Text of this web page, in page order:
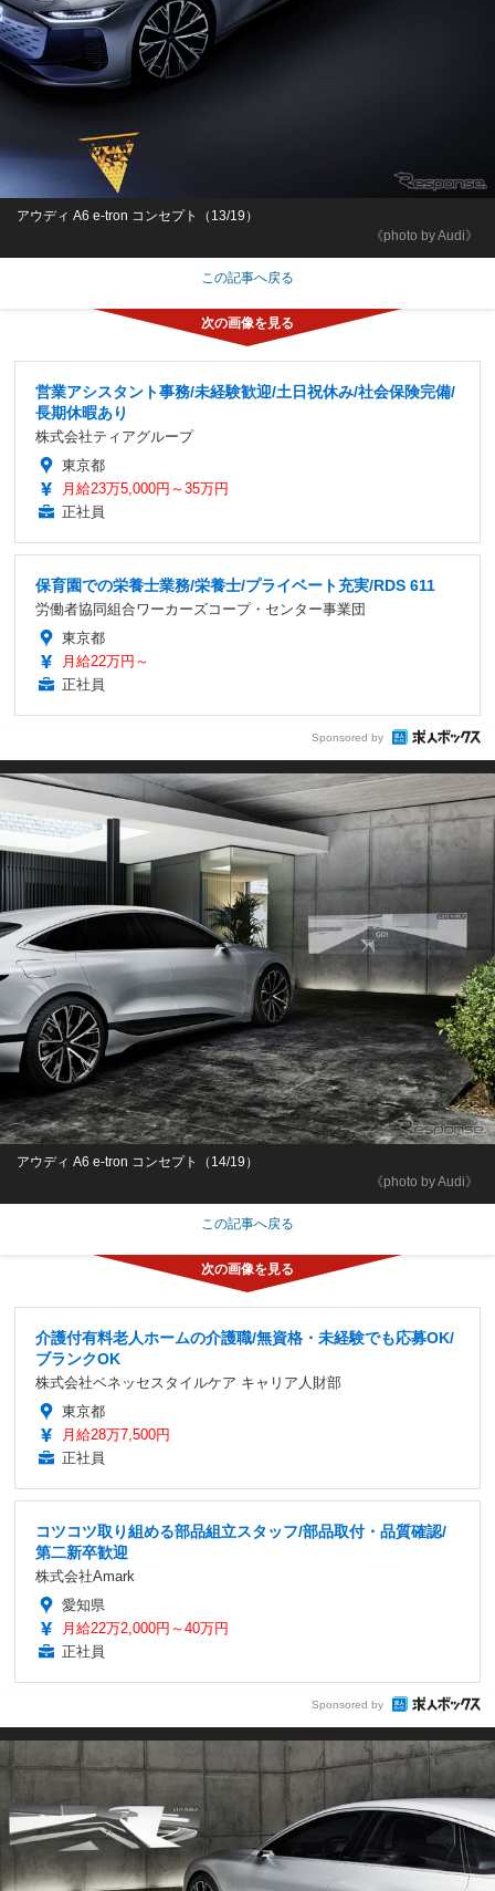
《photo by Audi》
アウディ A6 e-tron コンセプト（13/19）
この記事へ戻る
営業アシスタント事務/未経験歓迎/土日祝休み/社会保険完備/
長期休暇あり
株式会社ティアグループ
東京都
月給23万5,000円～35万円
正社員
保育園での栄養士業務/栄養士/プライベート充実/RDS 611
労働者協同組合ワーカーズコープ・センター事業団
東京都
月給22万円～
正社員
Sponsored by
《photo by Audi》
アウディ A6 e-tron コンセプト（14/19）
この記事へ戻る
介護付有料老人ホームの介護職/無資格・未経験でも応募OK/
ブランクOK
株式会社ベネッセスタイルケア キャリア人財部
東京都
月給28万7,500円
正社員
コツコツ取り組める部品組立スタッフ/部品取付・品質確認/
第二新卒歓迎
株式会社Amark
愛知県
月給22万2,000円～40万円
正社員
Sponsored by